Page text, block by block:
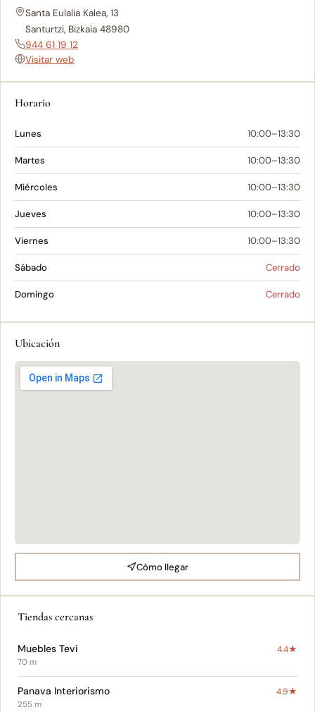
Santa Eulalia Kalea, 13
Santurtzi, Bizkaia 48980
944 61 19 12
Visitar web
Horario
Lunes 10:00–13:30
Martes 10:00–13:30
Miércoles 10:00–13:30
Jueves 10:00–13:30
Viernes 10:00–13:30
Sábado Cerrado
Domingo Cerrado
Ubicación
Cómo llegar
Tiendas cercanas
Muebles Tevi 4.4★
70 m
Panava Interiorismo 4.9★
255 m